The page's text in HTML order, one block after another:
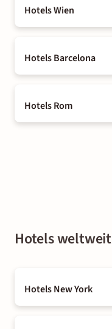
Hotels Wien
Hotels Barcelona
Hotels Rom
Hotels weltweit
Hotels New York